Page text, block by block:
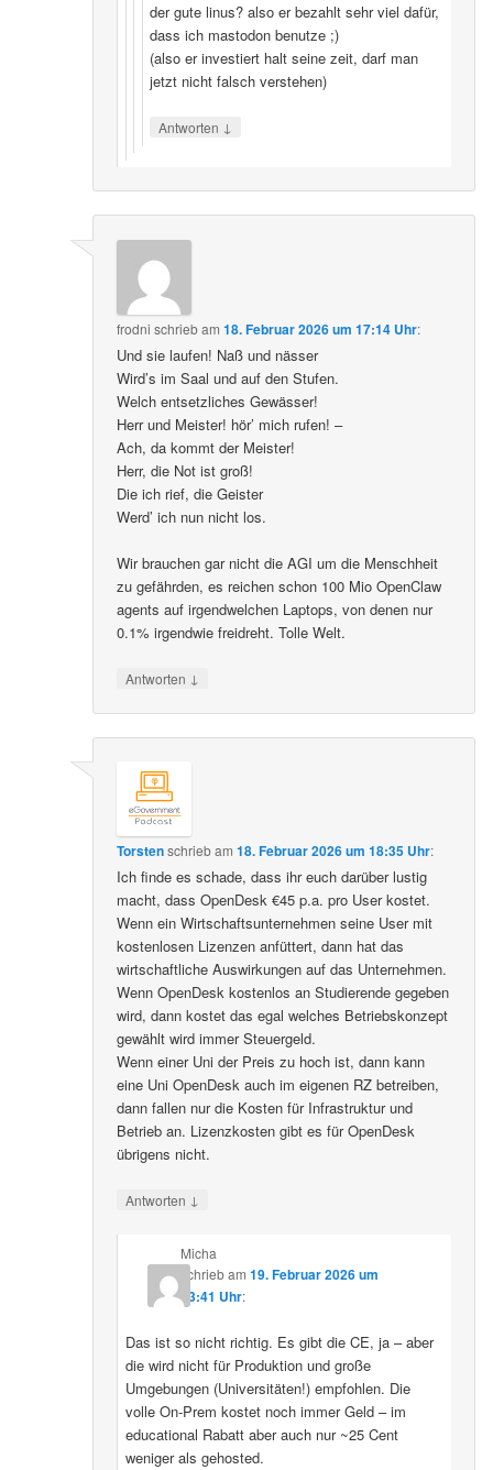
der gute linus? also er bezahlt sehr viel dafür,
dass ich mastodon benutze ;)
(also er investiert halt seine zeit, darf man
jetzt nicht falsch verstehen)
Antworten ↓
frodni schriebam18. Februar 2026 um 17:14 Uhr:
Und sie laufen! Naß und nässer
Wird’s im Saal und auf den Stufen.
Welch entsetzliches Gewässer!
Herr und Meister! hör’ mich rufen! –
Ach, da kommt der Meister!
Herr, die Not ist groß!
Die ich rief, die Geister
Werd’ ich nun nicht los.
Wir brauchen gar nicht die AGI um die Menschheit
zu gefährden, es reichen schon 100 Mio OpenClaw
agents auf irgendwelchen Laptops, von denen nur
0.1% irgendwie freidreht. Tolle Welt.
Antworten ↓
Torstenschriebam18. Februar 2026 um 18:35 Uhr:
Ich finde es schade, dass ihr euch darüber lustig
macht, dass OpenDesk €45 p.a. pro User kostet.
Wenn ein Wirtschaftsunternehmen seine User mit
kostenlosen Lizenzen anfüttert, dann hat das
wirtschaftliche Auswirkungen auf das Unternehmen.
Wenn OpenDesk kostenlos an Studierende gegeben
wird, dann kostet das egal welches Betriebskonzept
gewählt wird immer Steuergeld.
Wenn einer Uni der Preis zu hoch ist, dann kann
eine Uni OpenDesk auch im eigenen RZ betreiben,
dann fallen nur die Kosten für Infrastruktur und
Betrieb an. Lizenzkosten gibt es für OpenDesk
übrigens nicht.
Antworten ↓
Micha
schriebam 19. Februar 2026 um
13:41 Uhr:
Das ist so nicht richtig. Es gibt die CE, ja – aber
die wird nicht für Produktion und große
Umgebungen (Universitäten!) empfohlen. Die
volle On-Prem kostet noch immer Geld – im
educational Rabatt aber auch nur ~25 Cent
weniger als gehosted.